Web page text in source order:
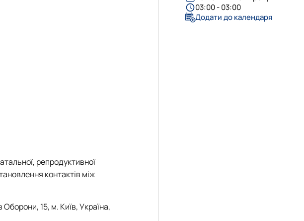
репродуктивної
контактів між
15, м. Київ, Україна,
03:00 - 03:00
Додати до календаря